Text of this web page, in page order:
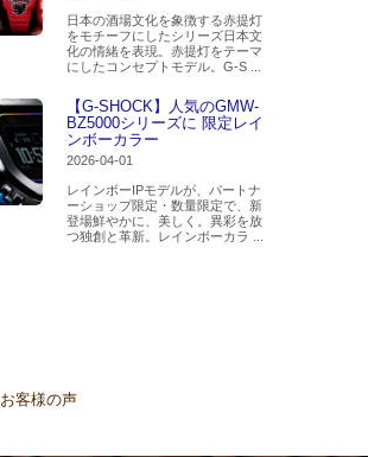
日本の酒場文化を象徴する赤提灯
をモチーフにしたシリーズ日本文
化の情緒を表現。赤提灯をテーマ
にしたコンセプトモデル。G-S ...
【G-SHOCK】人気のGMW-
BZ5000シリーズに 限定レイ
ンボーカラー
2026-04-01
レインボーIPモデルが、パートナ
ーショップ限定・数量限定で、新
登場鮮やかに、美しく。異彩を放
つ独創と革新。レインボーカラ ...
お客様の声